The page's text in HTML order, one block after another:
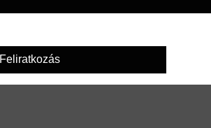
Feliratkozás